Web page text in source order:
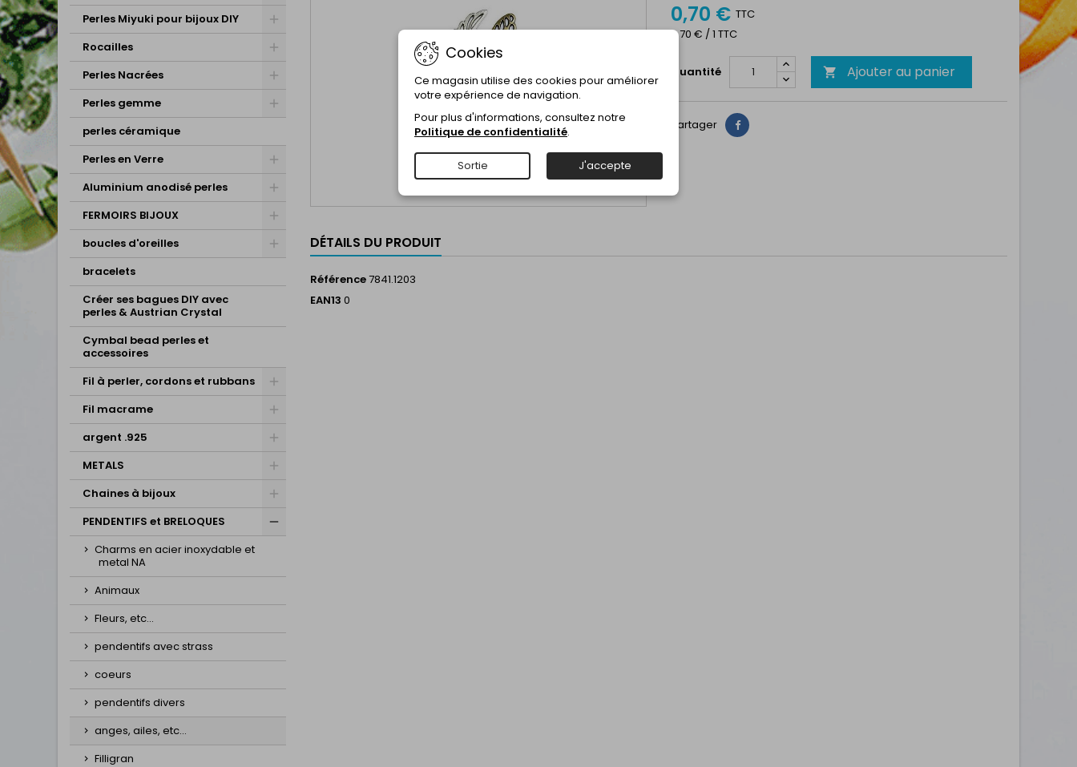
Perles Miyuki pour bijoux DIY
Rocailles
Perles Nacrées
Perles gemme
perles céramique
Perles en Verre
Aluminium anodisé perles
FERMOIRS BIJOUX
boucles d'oreilles
bracelets
Créer ses bagues DIY avec
perles & Austrian Crystal
Cymbal bead perles et
accessoires
Fil à perler, cordons et rubbans
Fil macrame
argent .925
METALS
Chaines à bijoux
PENDENTIFS et BRELOQUES
Charms en acier inoxydable et
metal NA
Animaux
Fleurs, etc...
pendentifs avec strass
coeurs
pendentifs divers
anges, ailes, etc...
Filligran
0,70 € TTC
0,70 € / 1 TTC
Quantité  Ajouter au panier
Partager Partager
DÉTAILS DU PRODUIT
Référence7841.1203
EAN13 0
Cookies
Ce magasin utilise des cookies pour améliorer
votre expérience de navigation.
Pour plus d'informations, consultez notre
Politique de confidentialité.
Sortie J'accepte